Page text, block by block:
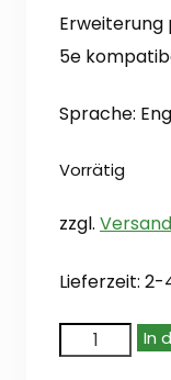
Erweiterung
5e
Sprache:
Vorrätig
zzgl.
Lieferzeit: 2-
In